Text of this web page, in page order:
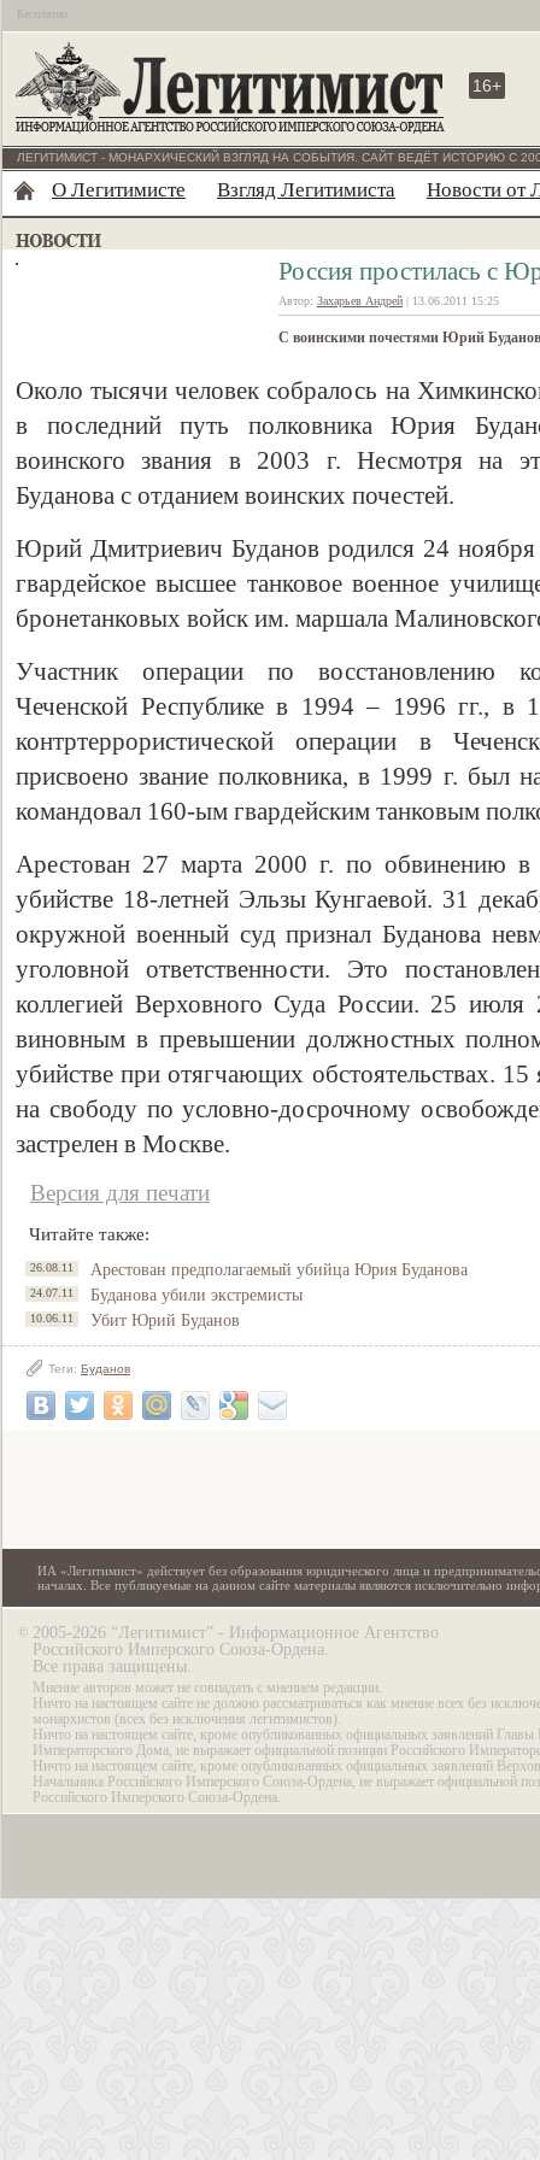
Бесплатно
16+
ЛЕГИТИМИСТ - МОНАРХИЧЕСКИЙ ВЗГЛЯД НА СОБЫТИЯ. САЙТ ВЕДЁТ ИСТОРИЮ С
О Легитимисте Взгляд Легитимиста Новости от
Россия простилась с
Автор: Захарьев Андрей | 13.06.2011 15:25
С воинскими почестями Юрий
Около тысячи человек собралось на
в последний путь полковника Юрия
воинского звания в 2003 г. Несмотря на
Буданова с отданием воинских почестей.
Юрий Дмитриевич Буданов родился 24
гвардейское высшее танковое военное
бронетанковых войск им. маршала
Участник операции по восстановлению
Чеченской Республике в 1994 – 1996 гг., в
контртеррористической операции в
присвоено звание полковника, в 1999 г. был
командовал 160-ым гвардейским танковым
Арестован 27 марта 2000 г. по обвинению в
убийстве 18-летней Эльзы Кунгаевой. 31
окружной военный суд признал Буданова
уголовной ответственности. Это
коллегией Верховного Суда России. 25
виновным в превышении должностных
убийстве при отягчающих обстоятельствах.
на свободу по условно-досрочному
застрелен в Москве.
Версия для печати
Читайте также:
26.08.11 Арестован предполагаемый убийца Юрия Буданова
24.07.11 Буданова убили экстремисты
10.06.11 Убит Юрий Буданов
Теги: Буданов
ИА «Легитимист» действует без образования юридического лица и
началах. Все публикуемые на данном сайте материалы являются исключительно
© 2005-2026 “Легитимист” - Информационное Агентство
Российского Имперского Союза-Ордена.
Все права защищены.
Мнение авторов может не совпадать с мнением редакции.
Ничто на настоящем сайте не должно рассматриваться как мнение всех без
монархистов (всех без исключения легитимистов).
Ничто на настоящем сайте, кроме опубликованных официальных заявлений Главы
Императорского Дома, не выражает официальной позиции Российского
Ничто на настоящем сайте, кроме опубликованных официальных заявлений
Начальника Российского Имперского Союза-Ордена, не выражает официальной
Российского Имперского Союза-Ордена.